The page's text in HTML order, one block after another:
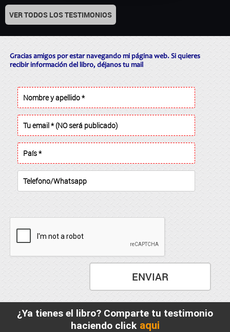
VER TODOS LOS TESTIMONIOS
Gracias amigos por estar navegando mi página web. Si quieres
recibir información del libro, déjanos tu mail
¿Ya tienes el libro? Comparte tu testimonio
haciendo click aqui